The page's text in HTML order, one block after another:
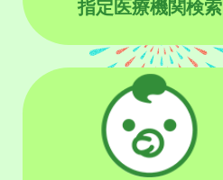
指定医療機関検索